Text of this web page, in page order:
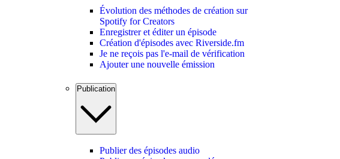
Évolution des méthodes de création sur
Spotify for Creators
Enregistrer et éditer un épisode
Création d'épisodes avec Riverside.fm
Je ne reçois pas l'e-mail de vérification
Ajouter une nouvelle émission
Publication
Publier des épisodes audio